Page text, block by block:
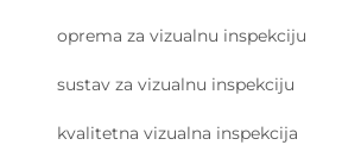
oprema za vizualnu inspekciju
sustav za vizualnu inspekciju
kvalitetna vizualna inspekcija